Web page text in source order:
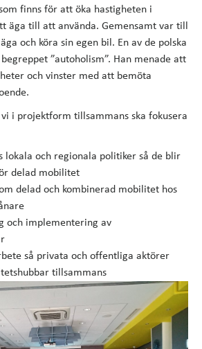
finns för att öka hastigheten i
äga till att använda. Gemensamt var till
och köra sin egen bil. En av de polska
”autoholism”. Han menade att
och vinster med att bemöta
i projektform tillsammans ska fokusera
lokala och regionala politiker så de blir
delad mobilitet
delad och kombinerad mobilitet hos
och implementering av
så privata och offentliga aktörer
tillsammans